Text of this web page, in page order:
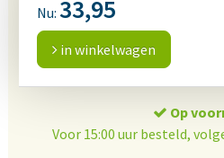
Nu: 33,95
in winkelwagen
Op
Voor 15:00 uur besteld,